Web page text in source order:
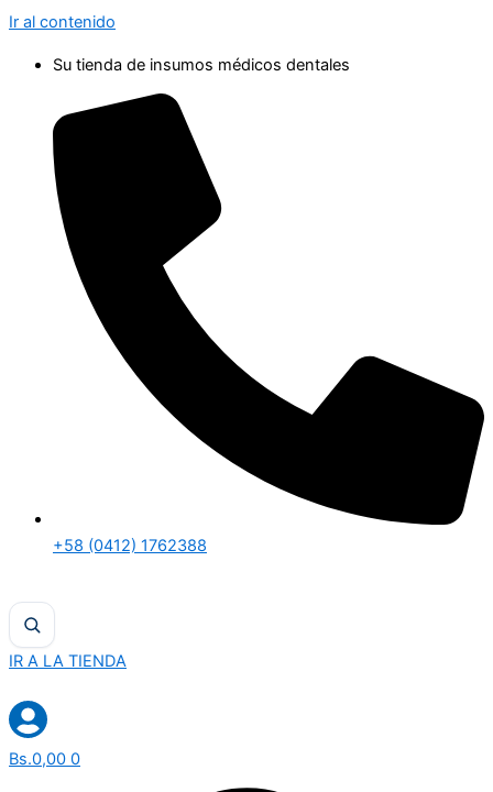
Ir al contenido
Su tienda de insumos médicos dentales
+58 (0412) 1762388
IR A LA TIENDA
Bs.0,00 0